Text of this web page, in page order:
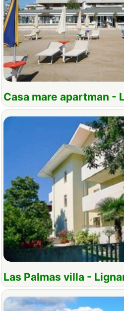
Casa mare apartman -
Las Palmas villa -